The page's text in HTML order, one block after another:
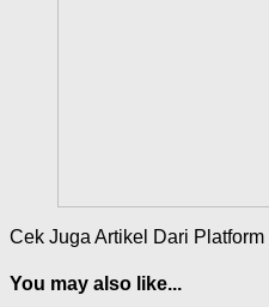
Cek Juga Artikel Dari Platform
You may also like...